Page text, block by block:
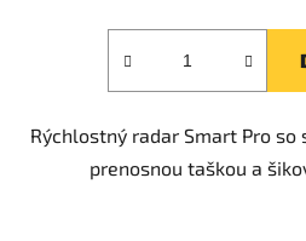
Rýchlostný radar Smart Pro
prenosnou taškou a